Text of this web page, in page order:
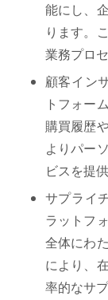
能にし、
ります。
業務プロ
顧客イン
トフォー
購買履歴
よりパー
ビスを提
サプライ
ラットフ
全体にわ
により、
率的なサ